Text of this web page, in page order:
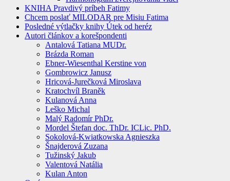
KNIHA Pravdivý príbeh Fatimy
Chcem poslať MILODAR pre Misiu Fatima
Posledné výtlačky knihy Útek od heréz
Autori článkov a korešpondenti
Antalová Tatiana MUDr.
Brázda Roman
Ebner-Wiesenthal Kerstine von
Gombrowicz Janusz
Hricová-Jurečková Miroslava
Kratochvíl Braněk
Kulanová Anna
Leško Michal
Malý Radomír PhDr.
Mordel Štefan doc. ThDr. ICLic. PhD.
Sokolová-Kwiatkowska Agnieszka
Šnajderová Zuzana
Tužinský Jakub
Valentová Natália
Kulan Anton